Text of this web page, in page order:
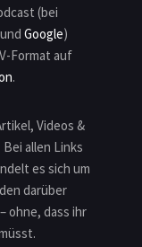
(bei
und Google)
Format auf
.
Videos &
allen Links
es sich um
darüber
ohne, dass ihr